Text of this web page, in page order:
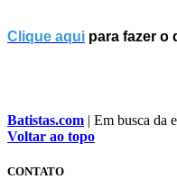
Clique aqui para fazer o
Batistas.com | Em busca da
Voltar ao topo
CONTATO